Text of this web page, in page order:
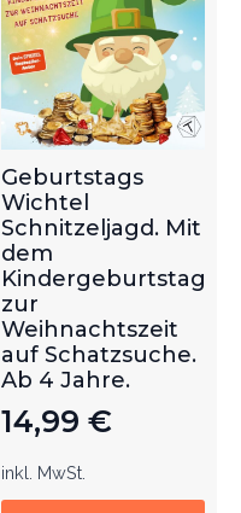
Geburtstags
Wichtel
Schnitzeljagd. Mit
dem
Kindergeburtstag
zur
Weihnachtszeit
auf Schatzsuche.
Ab 4 Jahre.
14,99 €
inkl. MwSt.